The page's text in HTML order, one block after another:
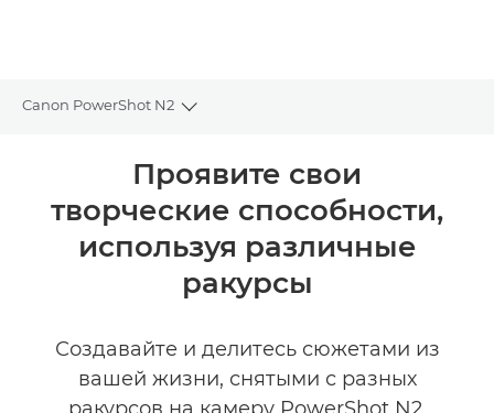
Canon PowerShot N2
Toggle breadcrumbs
Общая информация
Технические характеристики
Проявите свои
творческие способности,
используя различные
ракурсы
Создавайте и делитесь сюжетами из
вашей жизни, снятыми с разных